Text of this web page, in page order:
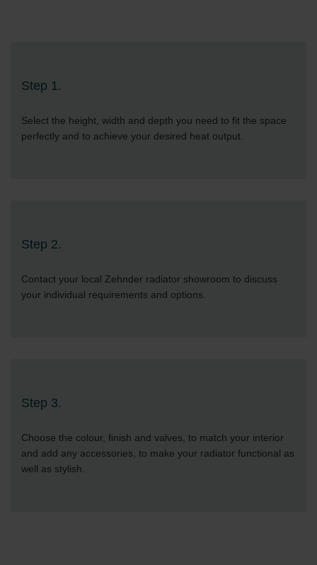
Step 1.
Select the height, width and depth you need to fit the space
perfectly and to achieve your desired heat output.
Step 2.
Contact your local Zehnder radiator showroom to discuss
your individual requirements and options.
Step 3.
Choose the colour, finish and valves, to match your interior
and add any accessories, to make your radiator functional as
well as stylish.